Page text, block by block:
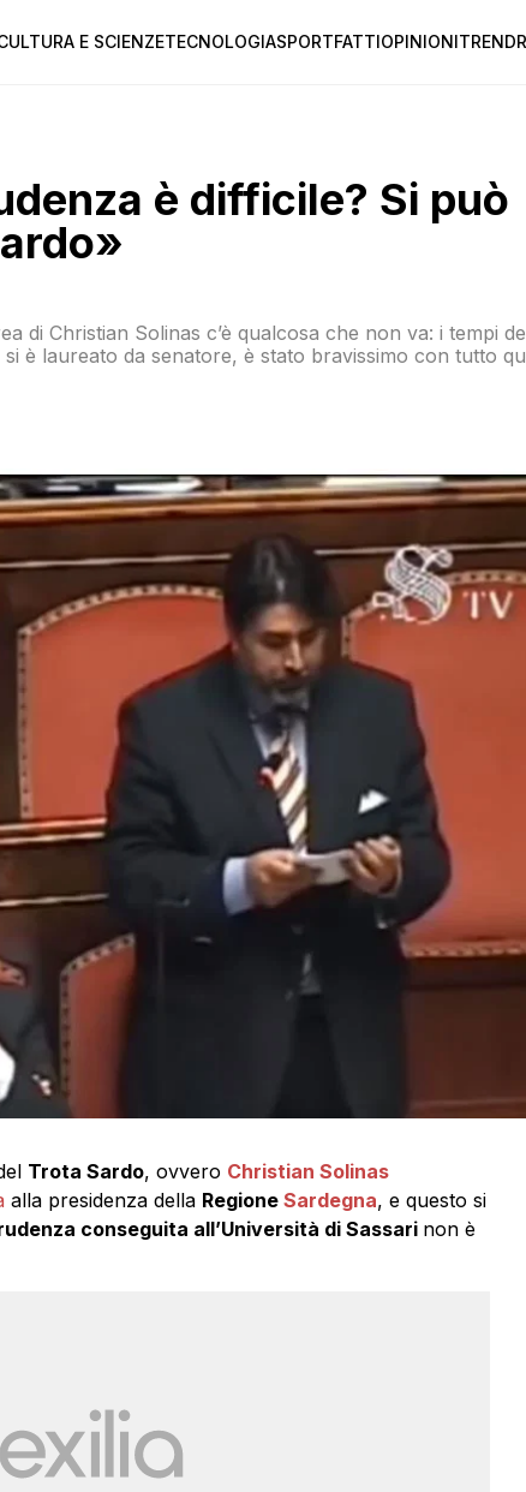
E SCIENZETECNOLOGIASPORTFATTIOPINIONITREND
è difficile? Si può
di Christian Solinas c’è qualcosa che non va: i tempi
è laureato da senatore, è stato bravissimo con tutto
Trota Sardo, ovvero Christian Solinas
alla presidenza della Regione Sardegna, e questo si
conseguita all’Università di Sassari non è